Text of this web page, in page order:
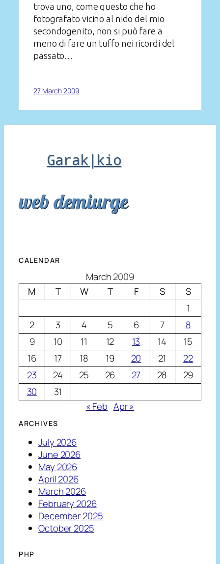
trova uno, come questo che ho
fotografato vicino al nido del mio
secondogenito, non si può fare a
meno di fare un tuffo nei ricordi del
passato…
27 March 2009
Garak|kio
web demiurge
CALENDAR
March 2009
M
T W T F S
S
1
2
3 4 5 6 7
8
9
10 11 12 13 14
15
16
17 18 19 20 21
22
23
24 25 26 27 28
29
30
31
« Feb Apr »
ARCHIVES
July 2026
June 2026
May 2026
April 2026
March 2026
February 2026
December 2025
October 2025
PHP